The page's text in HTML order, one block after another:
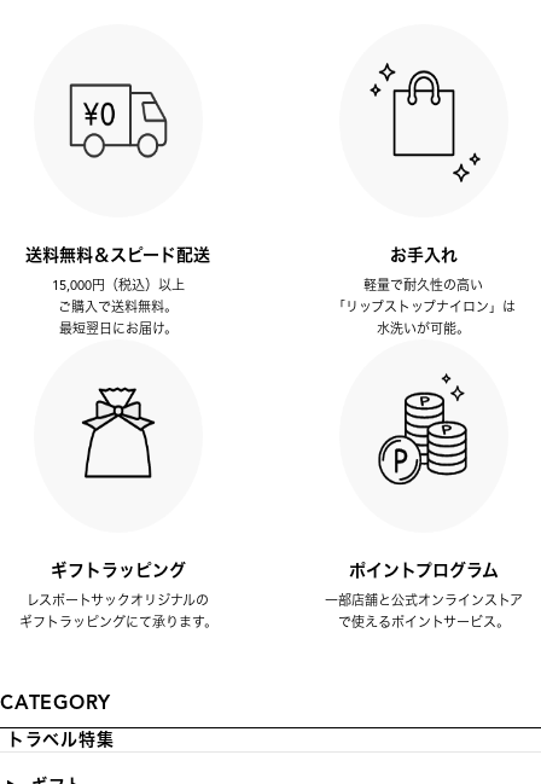
送料無料＆スピード配送
15,000円（税込）以上
ご購入で送料無料。
最短翌日にお届け。
お手入れ
軽量で耐久性の高い
「リップストップナイロン」は
水洗いが可能。
ギフトラッピング
レスポートサックオリジナルの
ギフトラッピングにて承ります。
ポイントプログラム
一部店舗と公式オンラインストア
で使えるポイントサービス。
CATEGORY
トラベル特集